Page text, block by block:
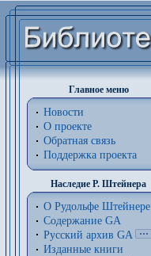
Главное меню
Новости
О проекте
Обратная связь
Поддержка проекта
Наследие Р. Штейнера
О Рудольфе Штейнере
Содержание GA
Русский архив GA
Изданные книги